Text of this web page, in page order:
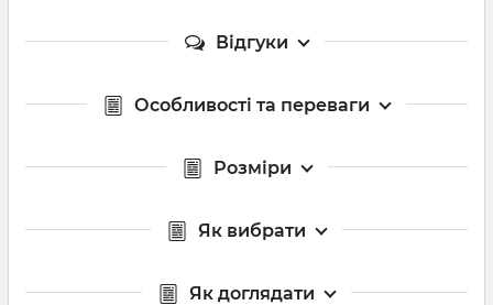
Відгуки
Особливості та переваги
Розміри
Як вибрати
Як доглядати